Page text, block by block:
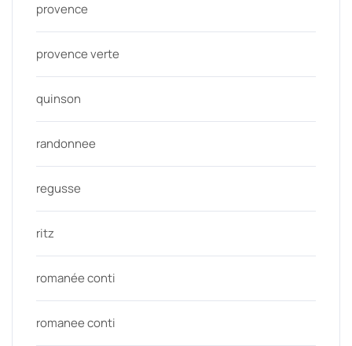
provence
provence verte
quinson
randonnee
regusse
ritz
romanée conti
romanee conti